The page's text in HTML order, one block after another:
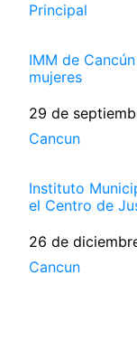
Respecto a
Principal
IMM de
mujeres
Fecha
29 de
Respecto a
Cancun
Instituto
el Centro de
Fecha
26 de
Respecto a
Cancun